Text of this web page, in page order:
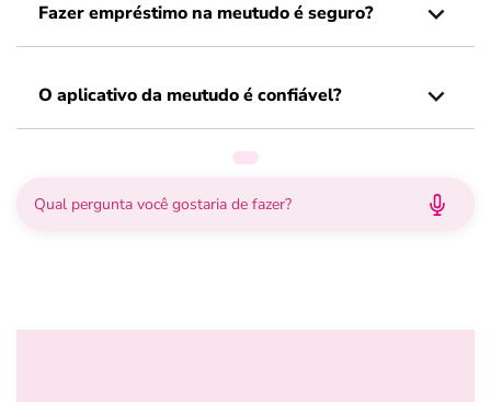
Fazer empréstimo na meutudo é seguro?
O aplicativo da meutudo é confiável?